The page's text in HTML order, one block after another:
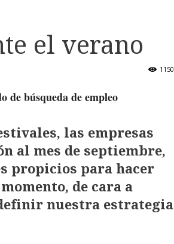
el verano
1150
de búsqueda de empleo
las empresas
al mes de septiembre,
propicios para hacer
de cara a
nuestra estrategia